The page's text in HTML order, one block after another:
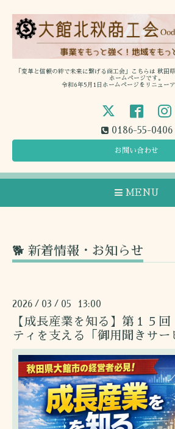
「変革と信頼の絆で未来に繋げる商工会」こちらは 秋田
ホームページです。
令和6年5月1日ホームページをリニューア
0186-55-0406
お問い合わせ
MENU
🐕 新着情報・お知らせ
2026 / 03 / 05 13:00
【成長産業を知る】第１５
ティを支える「御用聞きサー